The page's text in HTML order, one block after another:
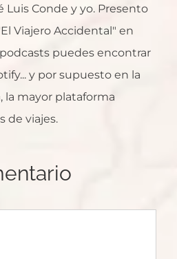
Luis Conde y yo. Presento
Viajero Accidental" en
puedes encontrar
y por supuesto en la
la mayor plataforma
de viajes.